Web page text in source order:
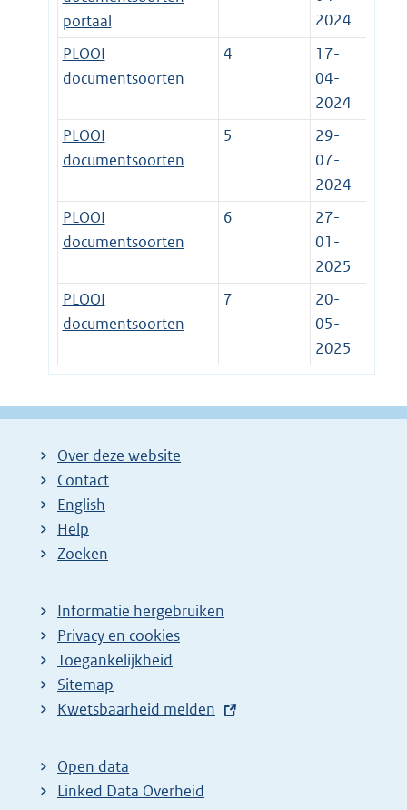
portaal
2024
PLOOI
documentsoorten
4
17-
04-
2024
PLOOI
documentsoorten
5
29-
07-
2024
PLOOI
documentsoorten
6
27-
01-
2025
PLOOI
documentsoorten
7
20-
05-
2025
Over deze website
Contact
English
Help
Zoeken
Informatie hergebruiken
Privacy en cookies
Toegankelijkheid
Sitemap
E
t
e
Kwetsbaarheid melden
Open data
Linked Data Overheid